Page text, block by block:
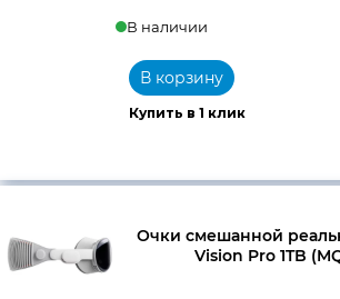
В наличии
Купить в 1 клик
В корзину
Очки смешанной
Vision Pro 1TB